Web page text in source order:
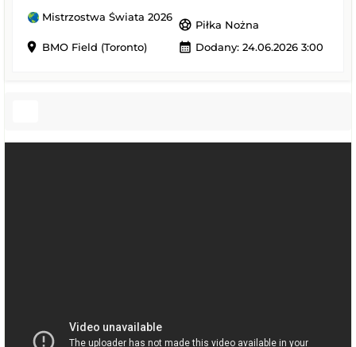
Mistrzostwa Świata 2026
sports_soccer Piłka Nożna
location_on BMO Field (Toronto) calendar_month Dodany: 24.06.2026 3:00